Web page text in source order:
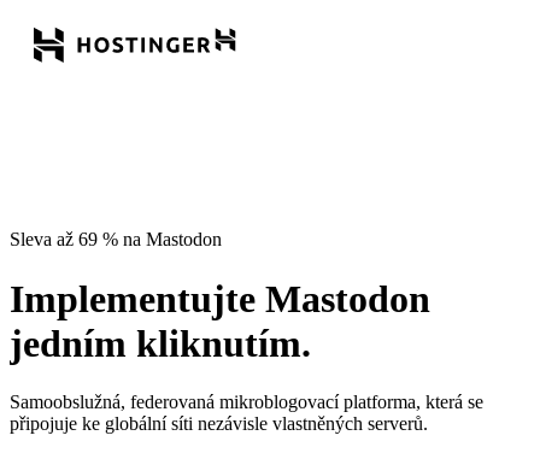
Sleva až 69 % na Mastodon
Implementujte Mastodon
jedním kliknutím.
Samoobslužná, federovaná mikroblogovací platforma, která se
připojuje ke globální síti nezávisle vlastněných serverů.